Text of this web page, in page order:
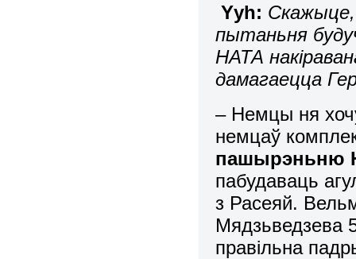
Yyh: Скажыце,
пытаньня
НАТА
дамагаецца
– Немцы ня
немцаў
пашырэньню
пабудаваць
з Расеяй.
Мядзьведзева
правільна